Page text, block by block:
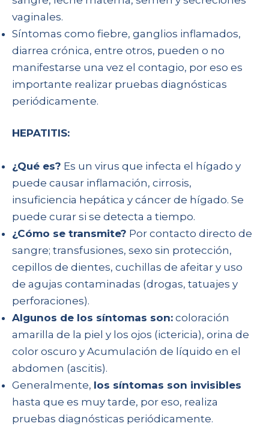
vaginales.
Síntomas como fiebre, ganglios inflamados,
diarrea crónica, entre otros, pueden o no
manifestarse una vez el contagio, por eso es
importante realizar pruebas diagnósticas
periódicamente.
HEPATITIS:
¿Qué es? Es un virus que infecta el hígado y
puede causar inflamación, cirrosis,
insuficiencia hepática y cáncer de hígado. Se
puede curar si se detecta a tiempo.
¿Cómo se transmite? Por contacto directo de
sangre; transfusiones, sexo sin protección,
cepillos de dientes, cuchillas de afeitar y uso
de agujas contaminadas (drogas, tatuajes y
perforaciones).
Algunos de los síntomas son: coloración
amarilla de la piel y los ojos (ictericia), orina de
color oscuro y Acumulación de líquido en el
abdomen (ascitis).
Generalmente, los síntomas son invisibles
hasta que es muy tarde, por eso, realiza
pruebas diagnósticas periódicamente.